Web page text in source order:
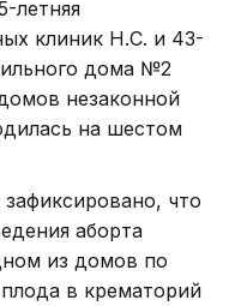
летняя
клиник Н.С. и 43-
дома №2
незаконной
на шестом
что
аборта
из домов по
в крематорий